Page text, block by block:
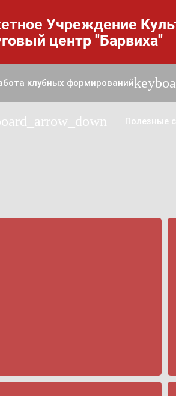
Учреждение
центр "Барвиха"
клубных формирований
Полезные